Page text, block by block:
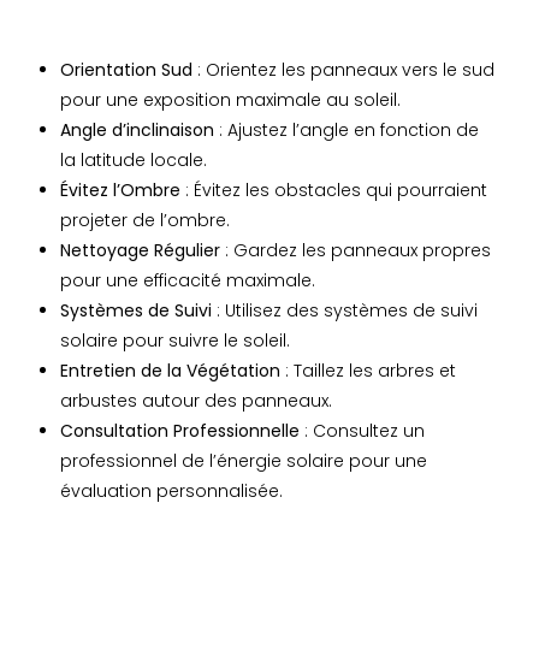
Orientation Sud : Orientez les panneaux vers le sud
pour une exposition maximale au soleil.
Angle d’inclinaison : Ajustez l’angle en fonction de
la latitude locale.
Évitez l’Ombre : Évitez les obstacles qui pourraient
projeter de l’ombre.
Nettoyage Régulier : Gardez les panneaux propres
pour une efficacité maximale.
Systèmes de Suivi : Utilisez des systèmes de suivi
solaire pour suivre le soleil.
Entretien de la Végétation : Taillez les arbres et
arbustes autour des panneaux.
Consultation Professionnelle : Consultez un
professionnel de l’énergie solaire pour une
évaluation personnalisée.